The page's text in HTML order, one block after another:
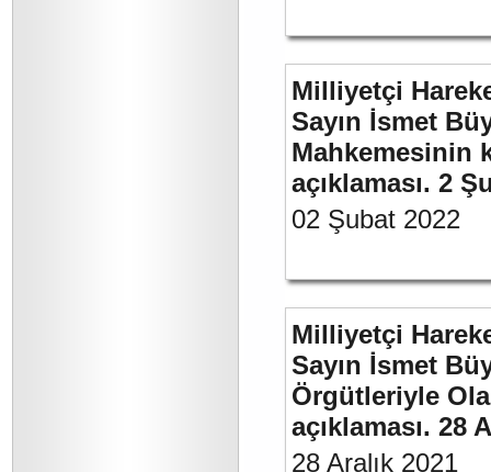
Milliyetçi
Sayın İsmet
Mahkemesinin
açıklaması. 2
02 Şubat 2022
Milliyetçi
Sayın İsmet
Örgütleriyle
açıklaması. 28
28 Aralık 2021